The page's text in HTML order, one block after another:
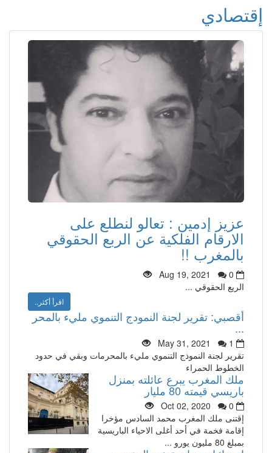
إقتصادي
عزيز إدمين : تعالو لنطلع على
الارقام الفلكية عن الربع الحقوقي
بالمغرب !!
Aug 19, 2021
0
الريع الحقوقي ...
اقرأ أكثر..
أقصبي: تقرير لجنة النمودج التنموي مليء بالمحر
May 31, 2021
1
تقرير لجنة النموذج التنموي مليء بالمحرمات وبقي في حدود
الخطوط الحمراء
ملك المغرب يبرع عائلته بمنزل
باريسي قيمته 80 مليار
Oct 02, 2020
0
إقتنى ملك المغرب محمد السادس مؤخرا
إقامة فخمة في أحد أغلى الاحياء الباريسية
بمبلغ 80 مليون يورو ...